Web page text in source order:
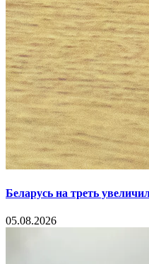
Беларусь на треть
05.08.2026